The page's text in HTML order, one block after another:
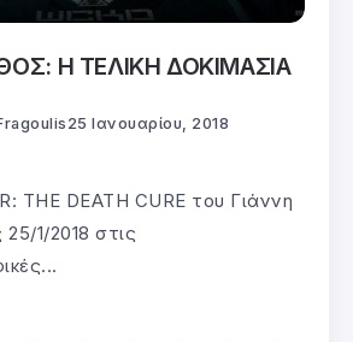
Η ΤΕΛΙΚΗ ΔΟΚΙΜΑΣΙΑ
25 Ιανουαρίου, 2018
THE DEATH CURE του Γιάννη
25/1/2018 στις